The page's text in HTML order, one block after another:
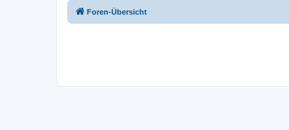
Foren-Übersicht